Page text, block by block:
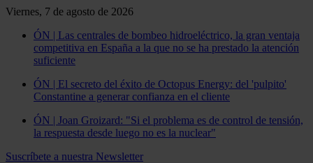
Viernes, 7 de agosto de 2026
ÓN | Las centrales de bombeo hidroeléctrico, la gran ventaja
competitiva en España a la que no se ha prestado la atención
suficiente
ÓN | El secreto del éxito de Octopus Energy: del 'pulpito'
Constantine a generar confianza en el cliente
ÓN | Joan Groizard: "Si el problema es de control de tensión,
la respuesta desde luego no es la nuclear"
Suscríbete a nuestra Newsletter